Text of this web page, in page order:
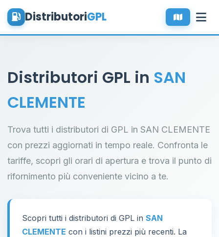
DistributoriGPL
Distributori GPL in SAN
CLEMENTE
Trova tutti i distributori di GPL in SAN CLEMENTE
con prezzi aggiornati in tempo reale. Confronta le
tariffe, scopri gli orari di apertura e trova il punto di
rifornimento più conveniente vicino a te.
Scopri tutti i distributori di GPL in SAN
CLEMENTE con i listini prezzi più recenti. La